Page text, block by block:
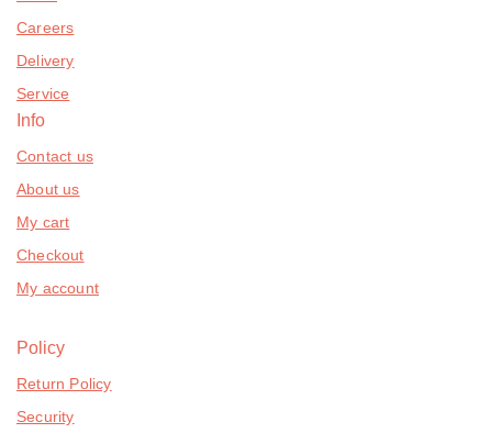
Careers
Delivery
Service
Info
Contact us
About us
My cart
Checkout
My account
Policy
Return Policy
Security